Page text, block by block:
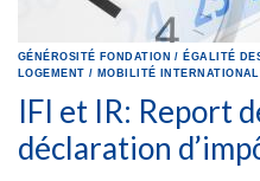
GÉNÉROSITÉ FONDATION / ÉGALITÉ
LOGEMENT / MOBILITÉ
IFI et IR: Report
déclaration